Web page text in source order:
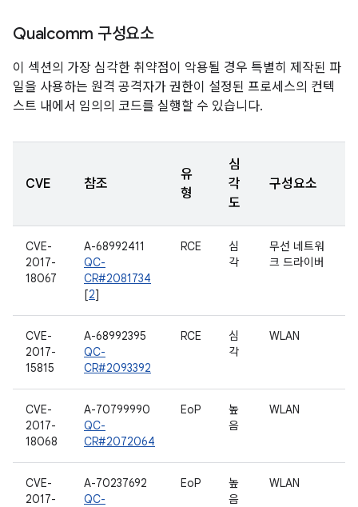
Qualcomm 구성요소
이 섹션의 가장 심각한 취약점이 악용될 경우 특별히 제작된 파
일을 사용하는 원격 공격자가 권한이 설정된 프로세스의 컨텍
스트 내에서 임의의 코드를 실행할 수 있습니다.
CVE 참조
유
형
심
각
도
구성요소
CVE-
2017-
18067
A-68992411
QC-
CR#2081734
[2]
RCE
심
각
무선 네트워
크 드라이버
CVE-
2017-
15815
A-68992395
QC-
CR#2093392
RCE
심
각
WLAN
CVE-
2017-
18068
A-70799990
QC-
CR#2072064
EoP
높
음
WLAN
CVE-
2017-
A-70237692
QC-
EoP
높
음
WLAN